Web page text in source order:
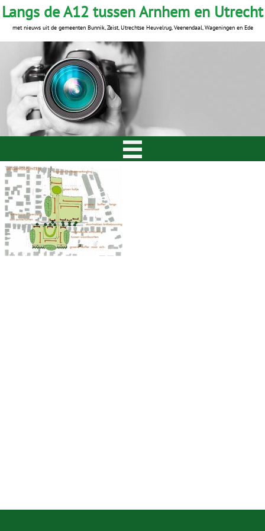
Langs de A12 tussen Arnhem en Utrecht
met nieuws uit de gemeenten Bunnik, Zeist, Utrechtse Heuvelrug, Veenendaal, Wageningen en Ede